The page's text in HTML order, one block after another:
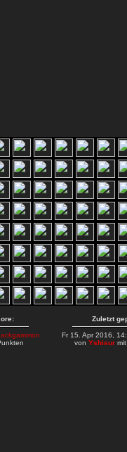
Zuletzt
Fr 15. Apr 2016,
von Yshisurmit